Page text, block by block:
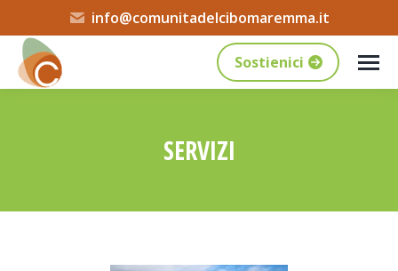
info@comunitadelcibomaremma.it
Sostienici
SERVIZI